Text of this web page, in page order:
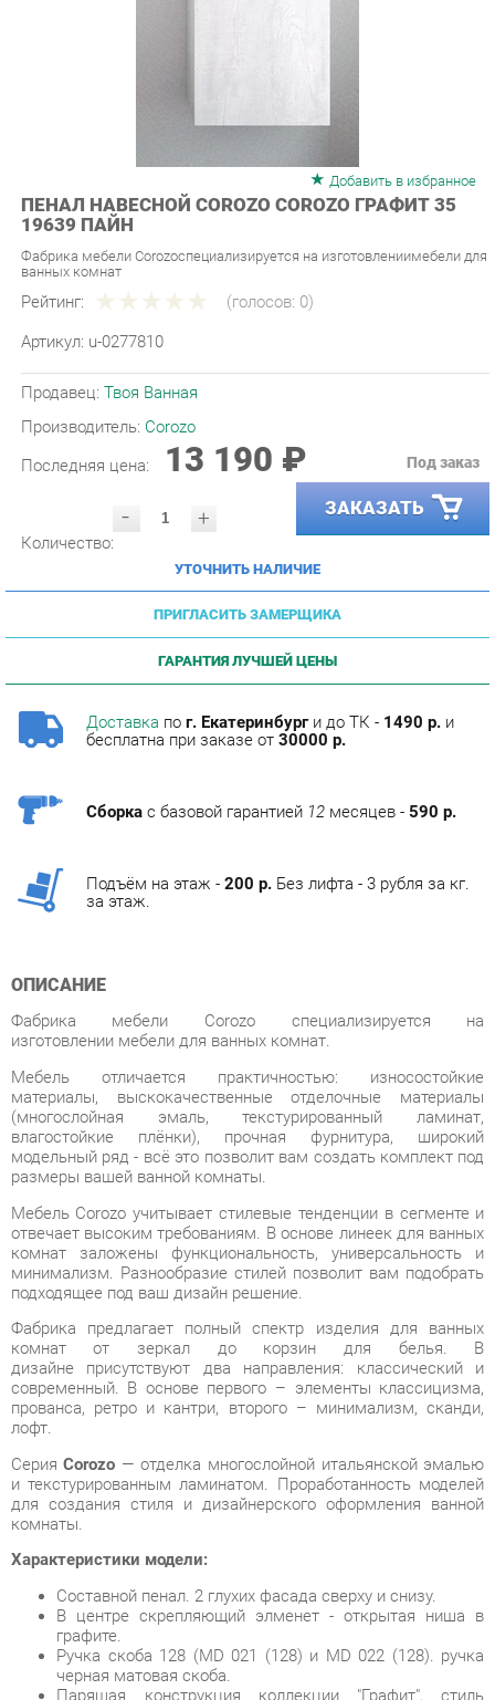
ПЕНАЛ НАВЕСНОЙ COROZO COROZO ГРАФИТ 35
Фабрика мебели Corozoспециализируется на изготовлениимебели для
ванных комнат
Рейтинг: (голосов:0)
Артикул: u-0277810
Продавец:Твоя Ванная
Производитель:Corozo
Последняя цена: 13 190 ₽
- + ЗАКАЗАТЬ
УТОЧНИТЬ НАЛИЧИЕ
пог. Екатеринбурги до ТК -
бесплатна при заказе от30000 р.
Сборкас базовой гарантией12месяцев -
Подъём на этаж -200 р.Без лифта - 3 рубля за кг.
ОПИСАНИЕ
материалы, выскокачественные отделочные материалы
(многослойная эмаль, текстурированный ламинат,
модельный ряд - всё это позволит вам создать комплект под
размеры вашей ванной комнаты.
Мебель Corozo учитывает стилевые тенденции в сегменте и
отвечает высоким требованиям. В основе линеек для ванных
комнат заложены функциональность, универсальность и
минимализм. Разнообразие стилей позволит вам подобрать
подходящее под ваш дизайн решение.
Фабрика предлагает полный спектр изделия для ванных
комнат от зеркал до корзин для белья. В
дизайне присутствуют два направления: классический и
современный. В основе первого – элементы классицизма,
прованса, ретро и кантри, второго – минимализм, сканди,
лофт.
СерияCorozo— отделка многослойной итальянской эмалью
и текстурированным ламинатом. Проработанность моделей
для создания стиля и дизайнерского оформления ванной
комнаты.
Характеристики модели:
Составной пенал. 2 глухих фасада сверху и снизу.
В центре скрепляющий элменет - открытая ниша в
Ручка скоба 128 (MD 021 (128) и MD 022 (128). ручка
Парящая конструкция коллекции "Графит", стиль
легкой индустриальности - минимализм в интерьере
вынной комнаты.
Условия покупки